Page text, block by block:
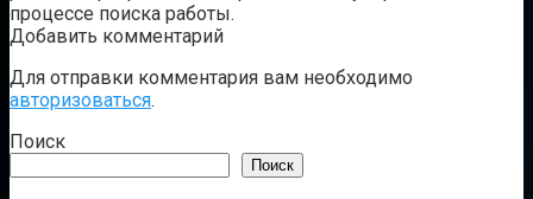
процессе поиска работы.
Добавить комментарий
Для отправки комментария вам необходимо
авторизоваться.
Поиск
Поиск